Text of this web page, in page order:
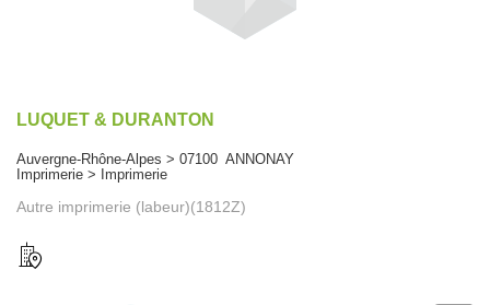
LUQUET & DURANTON
Auvergne-Rhône-Alpes > 07100 ANNONAY
Imprimerie > Imprimerie
Autre imprimerie (labeur)(1812Z)